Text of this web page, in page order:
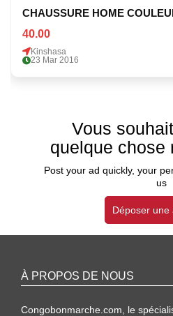
CHAUSSURE HOME
40.00
Kinshasa
23 Mar 2016
Vous
quelque chose
Post your ad quickly, your
us
Déposer une
À PROPOS DE NOUS
Congobonmarche.com, le